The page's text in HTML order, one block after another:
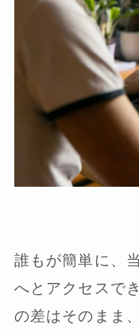
誰もが簡単に、
へとアクセスで
の差はそのまま